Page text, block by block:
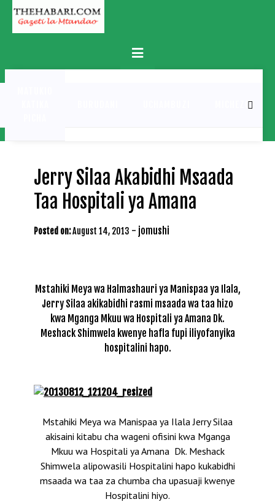
Skip
content
Primary
Menu
MICHEZO
Jerry Silaa Akabidhi Msaada
Taa Hospitali ya Amana
Posted on:August 14, 2013 - jomushi
Mstahiki Meya wa Halmashauri ya Manispaa ya Ilala,
Jerry Silaa akikabidhi rasmi msaada wa taa hizo
kwa Mganga Mkuu wa Hospitali ya Amana Dk.
Meshack Shimwela kwenye hafla fupi iliyofanyika
hospitalini hapo.
Mstahiki Meya wa Manispaa ya Ilala Jerry Silaa
akisaini kitabu cha wageni ofisini kwa Mganga
Mkuu wa Hospitali ya Amana Dk. Meshack
Shimwela alipowasili Hospitalini hapo kukabidhi
msaada wa taa za chumba cha upasuaji kwenye
Hospitalini hiyo.